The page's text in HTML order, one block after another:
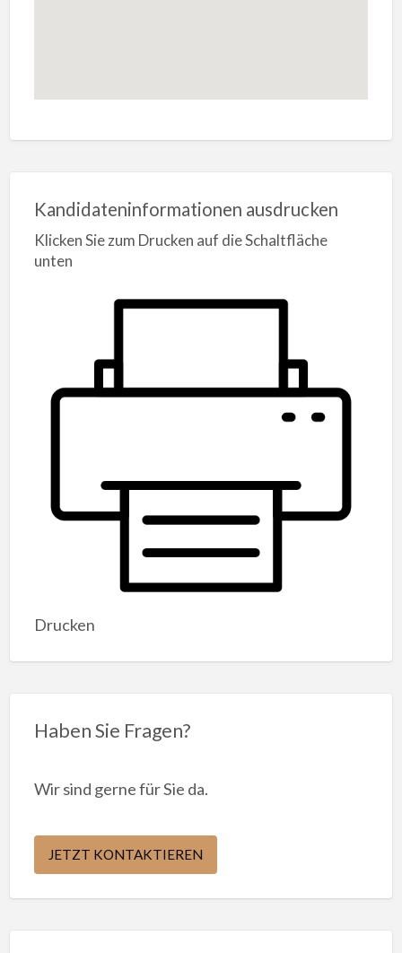
Kandidateninformationen ausdrucken
Klicken Sie zum Drucken auf die Schaltfläche
unten
Drucken
Haben Sie Fragen?
Wir sind gerne für Sie da.
JETZT KONTAKTIEREN